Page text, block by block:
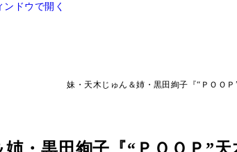
ンドウで開く
妹・天木じゅん＆姉・黒田絢子『“ＰＯＯ
・黒田絢子『“ＰＯＯＰ”